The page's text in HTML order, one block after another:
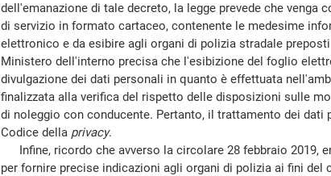
dell'emanazione di tale decreto, la legge prevede che venga
di servizio in formato cartaceo, contenente le medesime
elettronico e da esibire agli organi di polizia stradale
Ministero dell'interno precisa che l'esibizione del foglio
divulgazione dei dati personali in quanto è effettuata
finalizzata alla verifica del rispetto delle disposizioni sulle
di noleggio con conducente. Pertanto, il trattamento dei dati
Codice della privacy.
Infine, ricordo che avverso la circolare 28 febbraio 2019,
per fornire precise indicazioni agli organi di polizia ai fini del